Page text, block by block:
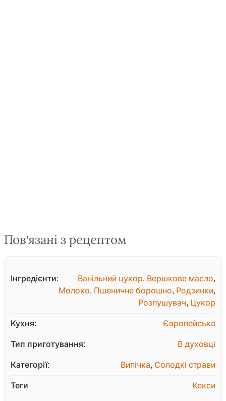
Пов'язані з рецептом
Інгредієнти: Ванільний цукор, Вершкове масло,
Молоко, Пшеничне борошно, Родзинки,
Розпушувач, Цукор
Кухня: Європейська
Тип приготування: В духовці
Категорії: Випічка, Солодкі страви
Теги Кекси